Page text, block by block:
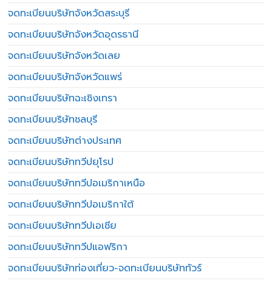
จดทะเบียนบริษัทจังหวัดสระบุรี
จดทะเบียนบริษัทจังหวัดอุดรธานี
จดทะเบียนบริษัทจังหวัดเลย
จดทะเบียนบริษัทจังหวัดแพร่
จดทะเบียนบริษัทฉะเชิงเทรา
จดทะเบียนบริษัทชลบุรี
จดทะเบียนบริษัทต่างประเทศ
จดทะเบียนบริษัททวีปยุโรป
จดทะเบียนบริษัททวีปอเมริกาเหนือ
จดทะเบียนบริษัททวีปอเมริกาใต้
จดทะเบียนบริษัททวีปเอเชีย
จดทะเบียนบริษัททวีปแอฟริกา
จดทะเบียนบริษัทท่องเที่ยว-จดทะเบียนบริษัททัวร์